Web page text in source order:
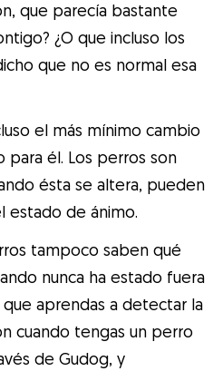
fácil de encontrar y
de perros
están
de tu perro como si
de su familia! Todas
Cobertura Veterinaria
que parecía bastante
¿O que incluso los
que no es normal esa
el más mínimo cambio
él. Los perros son
ésta se altera, pueden
estado de ánimo.
tampoco saben qué
nunca ha estado fuera
aprendas a detectar la
cuando tengas un perro
de Gudog, y